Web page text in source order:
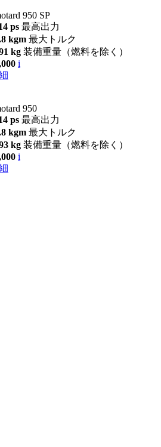
950 SP
ps 最高出力
kgm 最大トルク
kg 装備重量（燃料を除く）
i
950
ps 最高出力
kgm 最大トルク
kg 装備重量（燃料を除く）
i